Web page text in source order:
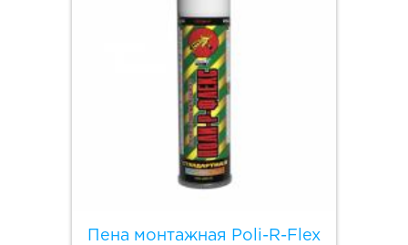
Пена монтажная Poli-R-Flex